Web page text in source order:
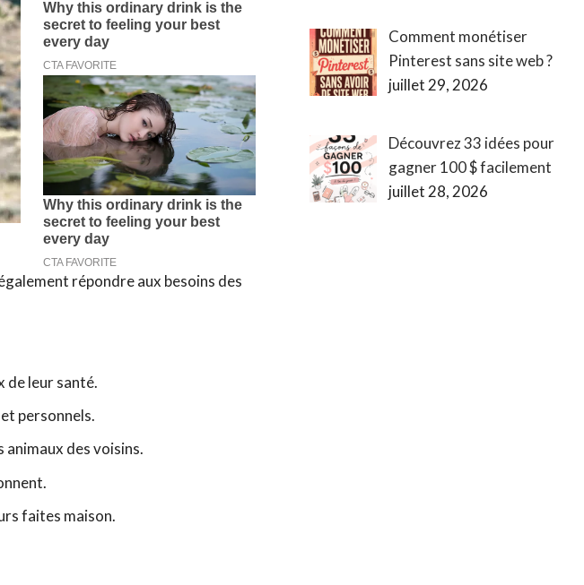
répondre aux besoins des
de leur santé.
personnels.
animaux des voisins.
faites maison.
Comment monétiser
Pinterest sans site web ?
juillet 29, 2026
Découvrez 33 idées pour
gagner 100 $ facilement
juillet 28, 2026